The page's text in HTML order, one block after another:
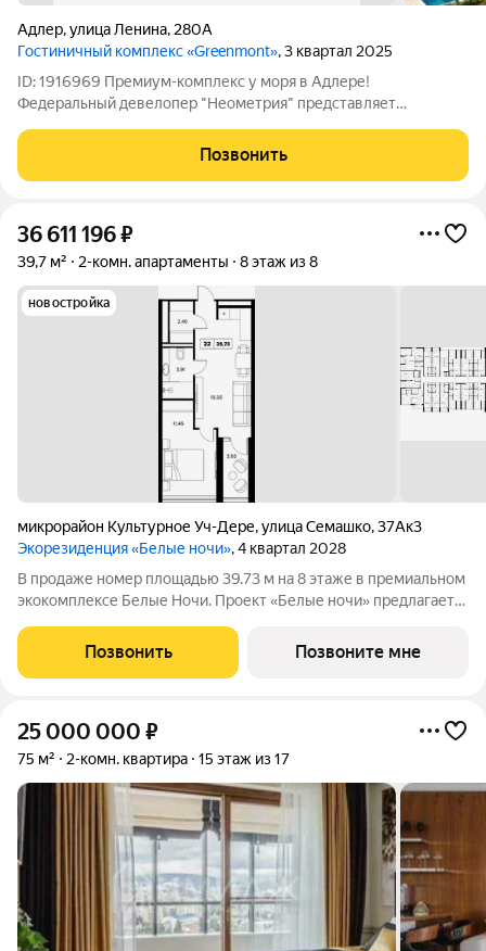
Адлер,улица Ленина, 280А
Гостиничный комплекс «Greenmont», 3 квартал 2025
ID: 1916969 Премиум-комплекс у моря в Адлере!
Федеральный девелопер "Неометрия" представляет
Комплекс сдан в 2025 году - никакого износа, современный
монолит и продуманные планировки. Комплекс
Позвонить
36 611 196₽
39,7 м² 2-комн. апартаменты 8 этаж из 8
новостройка
микрорайон Культурное Уч-Дере,улица Семашко,37Ак3
Экорезиденция «Белые ночи», 4 квартал 2028
В продаже номер площадью 39.73 м на 8 этаже в премиальном
экокомплексе Белые Ночи. Проект «Белые ночи» предлагает
поддерживает долголетие. Всё устроено так, чтобы телу было
легко включаться в
Позвонить Позвоните мне
25 000 000 ₽
75 м² 2-комн. квартира 15 этаж из 17